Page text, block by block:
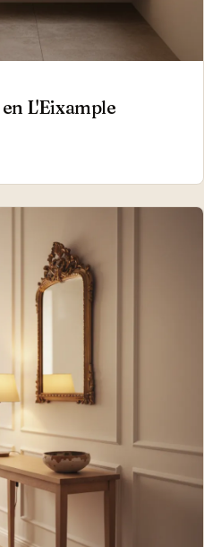
en L'Eixample